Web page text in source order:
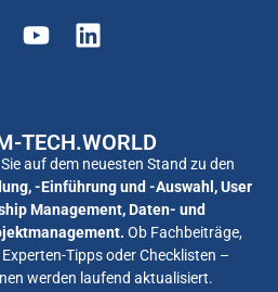
TECH.WORLD
auf dem neuesten Stand zu den
-Einführung und -Auswahl, User
Management, Daten- und
Ob Fachbeiträge,
Tipps oder Checklisten –
werden laufend aktualisiert.